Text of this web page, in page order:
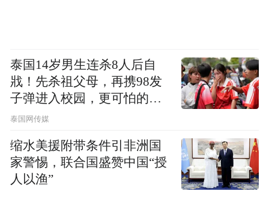
pictures and audios if any) is uploaded and posted
by the user of Dafeng Hao, which is a social media
platform and merely provides information storage
space services.”
泰国14岁男生连杀8人后自
戕！先杀祖父母，再携98发
子弹进入校园，更可怕的细
节公布了
泰国网传媒
缩水美援附带条件引非洲国
家警惕，联合国盛赞中国“授
人以渔”